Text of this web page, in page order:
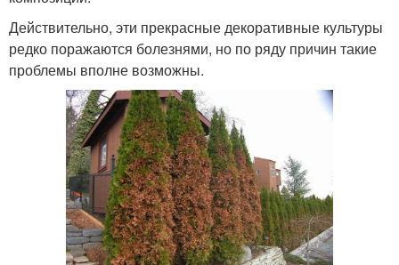
Действительно, эти прекрасные декоративные культуры
редко поражаются болезнями, но по ряду причин такие
проблемы вполне возможны.